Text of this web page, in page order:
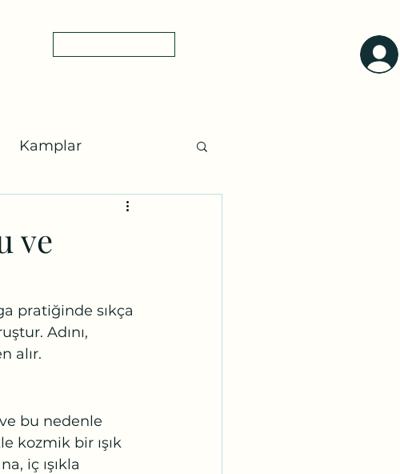
Kamplar
Ayurveda
ve
pratiğinde sıkça
Adını,
alır.
bu nedenle
kozmik bir ışık
iç ışıkla